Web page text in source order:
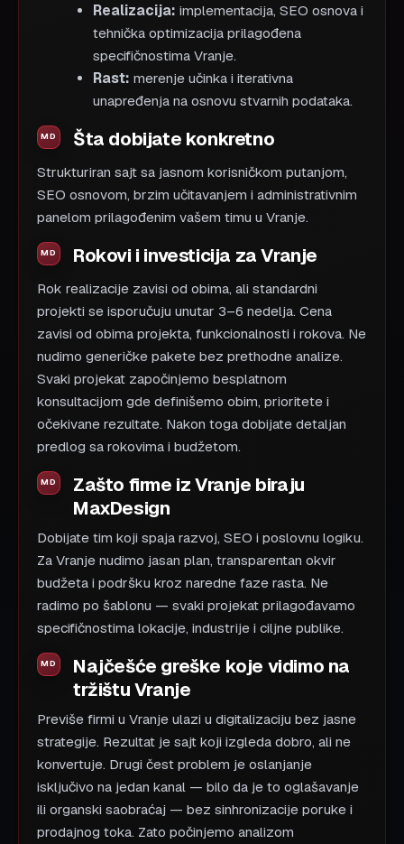
Realizacija: implementacija, SEO osnova i
tehnička optimizacija prilagođena
specifičnostima Vranje.
Rast: merenje učinka i iterativna
unapređenja na osnovu stvarnih podataka.
Šta dobijate konkretno
Strukturiran sajt sa jasnom korisničkom putanjom,
SEO osnovom, brzim učitavanjem i administrativnim
panelom prilagođenim vašem timu u Vranje.
Rokovi i investicija za Vranje
Rok realizacije zavisi od obima, ali standardni
projekti se isporučuju unutar 3–6 nedelja. Cena
zavisi od obima projekta, funkcionalnosti i rokova. Ne
nudimo generičke pakete bez prethodne analize.
Svaki projekat započinjemo besplatnom
konsultacijom gde definišemo obim, prioritete i
očekivane rezultate. Nakon toga dobijate detaljan
predlog sa rokovima i budžetom.
Zašto firme iz Vranje biraju
MaxDesign
Dobijate tim koji spaja razvoj, SEO i poslovnu logiku.
Za Vranje nudimo jasan plan, transparentan okvir
budžeta i podršku kroz naredne faze rasta. Ne
radimo po šablonu — svaki projekat prilagođavamo
specifičnostima lokacije, industrije i ciljne publike.
Najčešće greške koje vidimo na
tržištu Vranje
Previše firmi u Vranje ulazi u digitalizaciju bez jasne
strategije. Rezultat je sajt koji izgleda dobro, ali ne
konvertuje. Drugi čest problem je oslanjanje
isključivo na jedan kanal — bilo da je to oglašavanje
ili organski saobraćaj — bez sinhronizacije poruke i
prodajnog toka. Zato počinjemo analizom